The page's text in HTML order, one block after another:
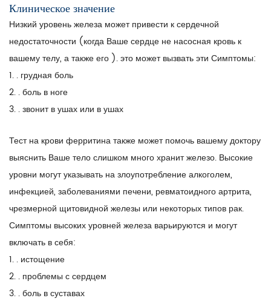
Клиническое значение
Низкий уровень железа может привести к сердечной
недостаточности (когда Ваше сердце не насосная кровь к
вашему телу, а также его ). это может вызвать эти Симптомы:
1. . грудная боль
2. . боль в ноге
3. . звонит в ушах или в ушах
Тест на крови ферритина также может помочь вашему доктору
выяснить Ваше тело слишком много хранит железо. Высокие
уровни могут указывать на злоупотребление алкоголем,
инфекцией, заболеваниями печени, ревматоидного артрита,
чрезмерной щитовидной железы или некоторых типов рак.
Симптомы высоких уровней железа варьируются и могут
включать в себя:
1. . истощение
2. . проблемы с сердцем
3. . боль в суставах